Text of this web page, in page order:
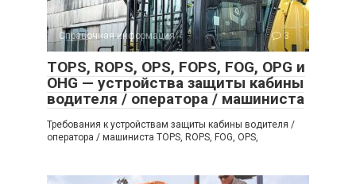
Справочная информация 3
TOPS, ROPS, OPS, FOPS, FOG, OPG и
OHG — устройства защиты кабины
водителя / оператора / машиниста
Требования к устройствам защиты кабины водителя /
оператора / машиниста TOPS, ROPS, FOG, OPS,